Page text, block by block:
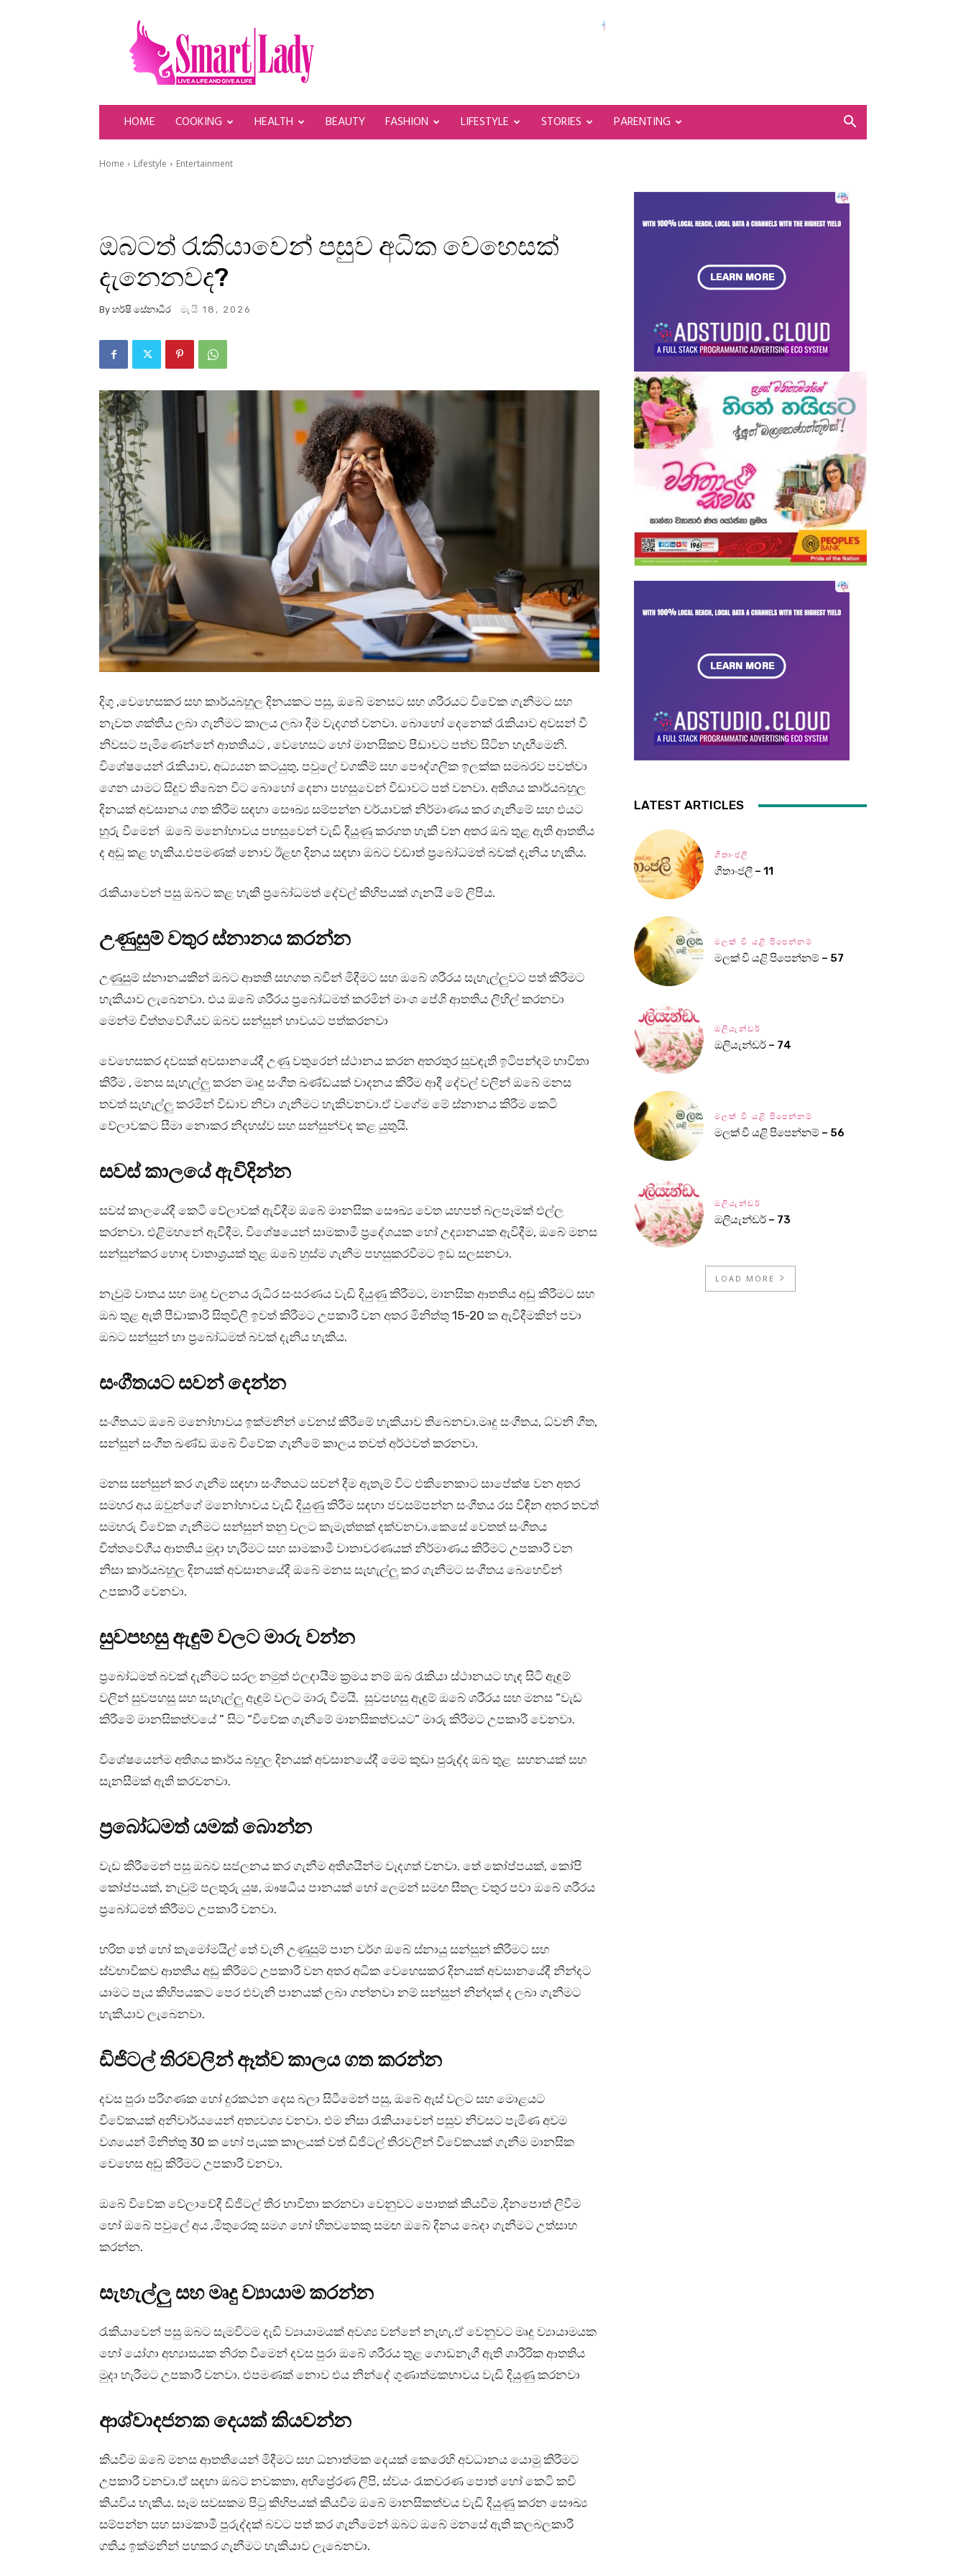
SmartLady
HOME COOKING HEALTH BEAUTY FASHION LIFESTYLE STORIES PARENTING
Home Lifestyle Entertainment
ඔබටත් රැකියාවෙන් පසුව අධික වෙහෙසක්
දැනෙනවද?
By හර්ෂි සේනාධීර මැයි 18, 2026
දිගු ,වෙහෙසකර සහ කාර්යබහුල දිනයකට පසු, ඔබේ මනසට සහ ශරීරයට විවේක ගැනීමට සහ
නැවත ශක්තිය ලබා ගැනීමට කාලය ලබා දීම වැදගත් වනවා. බොහෝ දෙනෙක් රැකියාව අවසන් වී
නිවසට පැමිණෙන්නේ ආතතියට , වෙහෙසට හෝ මානසිකව පීඩාවට පත්ව සිටින හැඟීමෙනි.
විශේෂයෙන් රැකියාව, අධ්‍යයන කටයුතු, පවුලේ වගකීම් සහ පෞද්ගලික ඉලක්ක සමබරව පවත්වා
ගෙන යාමට සිදුව තිබෙන විට බොහෝ දෙනා පහසුවෙන් විඩාවට පත් වනවා. අතිශය කාර්යබහුල
දිනයක් අවසානය ගත කිරීම සඳහා සෞඛ්‍ය සම්පන්න චර්යාවක් නිර්මාණය කර ගැනීමේ සහ එයට
හුරු වීමෙන් ඔබේ මනෝභාවය පහසුවෙන් වැඩි දියුණු කරගත හැකි වන අතර ඔබ තුළ ඇති ආතතිය
ද අඩු කළ හැකිය.එපමණක් නොව ඊළඟ දිනය සඳහා ඔබට වඩාත් ප්‍රබෝධමත් බවක් දැනිය හැකිය.
රැකියාවෙන් පසු ඔබට කළ හැකි ප්‍රබෝධමත් දේවල් කිහිපයක් ගැනයි මේ ලිපිය.
උණුසුම් වතුර ස්නානය කරන්න
උණුසුම් ස්නානයකින් ඔබට ආතති සහගත බවින් මිදීමට සහ ඔබේ ශරීරය සැහැල්ලුවට පත් කිරීමට
හැකියාව ලැබෙනවා. එය ඔබේ ශරීරය ප්‍රබෝධමත් කරමින් මාංශ පේශි ආතතිය ලිහිල් කරනවා
මෙන්ම චිත්තවේගීයව ඔබව සන්සුන් භාවයට පත්කරනවා
වෙහෙසකර දවසක් අවසානයේදී උණු වතුරෙන් ස්ථානය කරන අතරතුර සුවඳැති ඉටිපන්දම් භාවිතා
කිරීම , මනස සැහැල්ලු කරන මෘදු සංගීත ඛණ්ඩයක් වාදනය කිරීම ආදී දේවල් වලින් ඔබේ මනස
තවත් සැහැල්ලු කරමින් විඩාව නිවා ගැනීමට හැකිවනවා.ඒ වගේම මේ ස්නානය කිරීම කෙටි
වේලාවකට සීමා නොකර නිදහස්ව සහ සන්සුන්වද කළ යුතුයි.
සවස් කාලයේ ඇවිදින්න
සවස් කාලයේදී කෙටි වේලාවක් ඇවිදීම ඔබේ මානසික සෞඛ්‍ය වෙත යහපත් බලපෑමක් එල්ල
කරනවා. එළිමහනේ ඇවිදීම, විශේෂයෙන් සාමකාමී ප්‍රදේශයක හෝ උද්‍යානයක ඇවිදීම, ඔබේ මනස
සන්සුන්කර හොඳ වාතාශ්‍රයක් තුළ ඔබේ හුස්ම ගැනීම පහසුකරවීමට ඉඩ සලසනවා.
නැවුම් වාතය සහ මෘදු චලනය රුධිර සංසරණය වැඩි දියුණු කිරීමට, මානසික ආතතිය අඩු කිරීමට සහ
ඔබ තුළ ඇති පීඩාකාරී සිතුවිලි ඉවත් කිරීමට උපකාරී වන අතර මිනිත්තු 15-20 ක ඇවිදීමකින් පවා
ඔබට සන්සුන් හා ප්‍රබෝධමත් බවක් දැනිය හැකිය.
සංගීතයට සවන් දෙන්න
සංගීතයට ඔබේ මනෝභාවය ඉක්මනින් වෙනස් කිරීමේ හැකියාව තිබෙනවා.මෘදු සංගීතය, ධ්වනි ගීත,
සන්සුන් සංගීත ඛණ්ඩ ඔබේ විවේක ගැනීමේ කාලය තවත් අර්ථවත් කරනවා.
මනස සන්සුන් කර ගැනීම සඳහා සංගීතයට සවන් දීම ඇතැම් විට එකිනෙකාට සාපේක්ෂ වන අතර
සමහර අය ඔවුන්ගේ මනෝභාවය වැඩි දියුණු කිරීම සඳහා ජවසම්පන්න සංගීතය රස විඳින අතර තවත්
සමහරු විවේක ගැනීමට සන්සුන් තනු වලට කැමැත්තක් දක්වනවා.කෙසේ වෙතත් සංගීතය
චිත්තවේගීය ආතතිය මුදා හැරීමට සහ සාමකාමී වාතාවරණයක් නිර්මාණය කිරීමට උපකාරී වන
නිසා කාර්යබහුල දිනයක් අවසානයේදී ඔබේ මනස සැහැල්ලු කර ගැනීමට සංගීතය බෙහෙවින්
උපකාරී වෙනවා.
සුවපහසු ඇඳුම් වලට මාරු වන්න
ප්‍රබෝධමත් බවක් දැනීමට සරල නමුත් ඵලදායීම ක්‍රමය නම් ඔබ රැකියා ස්ථානයට හැඳ සිටි ඇඳුම්
වලින් සුවපහසු සහ සැහැල්ලු ඇඳුම් වලට මාරු වීමයි. සුවපහසු ඇඳුම් ඔබේ ශරීරය සහ මනස “වැඩ
කිරීමේ මානසිකත්වයේ ” සිට “විවේක ගැනීමේ මානසිකත්වයට” මාරු කිරීමට උපකාරී වෙනවා.
විශේෂයෙන්ම අතිශය කාර්ය බහුල දිනයක් අවසානයේදී මෙම කුඩා පුරුද්ද ඔබ තුළ සහනයක් සහ
සැනසීමක් ඇති කරවනවා.
ප්‍රබෝධමත් යමක් බොන්න
වැඩ කිරීමෙන් පසු ඔබව සජලනය කර ගැනීම අතිශයින්ම වැදගත් වනවා. තේ කෝප්පයක්, කෝපි
කෝප්පයක්, නැවුම් පලතුරු යුෂ, ඖෂධීය පානයක් හෝ ලෙමන් සමඟ සීතල වතුර පවා ඔබේ ශරීරය
ප්‍රබෝධමත් කිරීමට උපකාරී වනවා.
හරිත තේ හෝ කැමෝමයිල් තේ වැනි උණුසුම් පාන වර්ග ඔබේ ස්නායු සන්සුන් කිරීමට සහ
ස්වභාවිකව ආතතිය අඩු කිරීමට උපකාරී වන අතර අධික වෙහෙසකර දිනයක් අවසානයේදී නින්දට
යාමට පැය කිහිපයකට පෙර එවැනි පානයක් ලබා ගන්නවා නම් සන්සුන් නින්දක් ද ලබා ගැනීමට
හැකියාව ලැබෙනවා.
ඩිජිටල් තිරවලින් ඈත්ව කාලය ගත කරන්න
දවස පුරා පරිගණක හෝ දුරකථන දෙස බලා සිටීමෙන් පසු, ඔබේ ඇස් වලට සහ මොළයට
විවේකයක් අනිවාර්යයෙන් අත්‍යවශ්‍ය වනවා. එම නිසා රැකියාවෙන් පසුව නිවසට පැමිණ අවම
වශයෙන් මිනිත්තු 30 ක හෝ පැයක කාලයක් වත් ඩිජිටල් තිරවලින් විවේකයක් ගැනීම මානසික
වෙහෙස අඩු කිරීමට උපකාරී වනවා.
ඔබේ විවේක වේලාවේදී ඩිජිටල් තිර භාවිතා කරනවා වෙනුවට පොතක් කියවීම ,දිනපොත් ලිවීම
හෝ ඔබේ පවුලේ අය ,මිතුරෙකු සමග හෝ හිතවතෙකු සමඟ ඔබේ දිනය බෙදා ගැනීමට උත්සාහ
කරන්න.
සැහැල්ලු සහ මෘදු ව්‍යායාම කරන්න
රැකියාවෙන් පසු ඔබට සැමවිටම දැඩි ව්‍යායාමයක් අවශ්‍ය වන්නේ නැහැ.ඒ වෙනුවට මෘදු ව්‍යායාමයක
හෝ යෝගා අභ්‍යාසයක නිරත වීමෙන් දවස පුරා ඔබේ ශරීරය තුළ ගොඩනැගී ඇති ශාරීරික ආතතිය
මුදා හැරීමට උපකාරී වනවා. එපමණක් නොව එය නින්දේ ගුණාත්මකභාවය වැඩි දියුණු කරනවා
ආශ්වාදජනක දෙයක් කියවන්න
කියවීම ඔබේ මනස ආතතියෙන් මිදීමට සහ ධනාත්මක දෙයක් කෙරෙහි අවධානය යොමු කිරීමට
උපකාරී වනවා.ඒ සඳහා ඔබට නවකතා, අභිප්‍රේරණ ලිපි, ස්වයං රැකවරණ පොත් හෝ කෙටි කවි
කියවිය හැකිය. සෑම සවසකම පිටු කිහිපයක් කියවීම ඔබේ මානසිකත්වය වැඩි දියුණු කරන සෞඛ්‍ය
සම්පන්න සහ සාමකාමී පුරුද්දක් බවට පත් කර ගැනීමෙන් ඔබට ඔබේ මනසේ ඇති කලබලකාරී
ගතිය ඉක්මනින් පහකර ගැනීමට හැකියාව ලැබෙනවා.
LATEST ARTICLES
ගීතාංජලී
ගීතාංජලී – 11
මලක් වී යළි පිපෙන්නම්
මලක් වී යළි පිපෙන්නම් – 57
ඔලියැන්ඩර්
ඔලියැන්ඩර් – 74
මලක් වී යළි පිපෙන්නම්
මලක් වී යළි පිපෙන්නම් – 56
ඔලියැන්ඩර්
ඔලියැන්ඩර් – 73
LOAD MORE